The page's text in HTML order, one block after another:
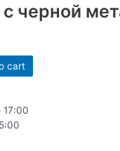
черной
cart
17:00